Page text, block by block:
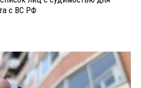
с ВС РФ